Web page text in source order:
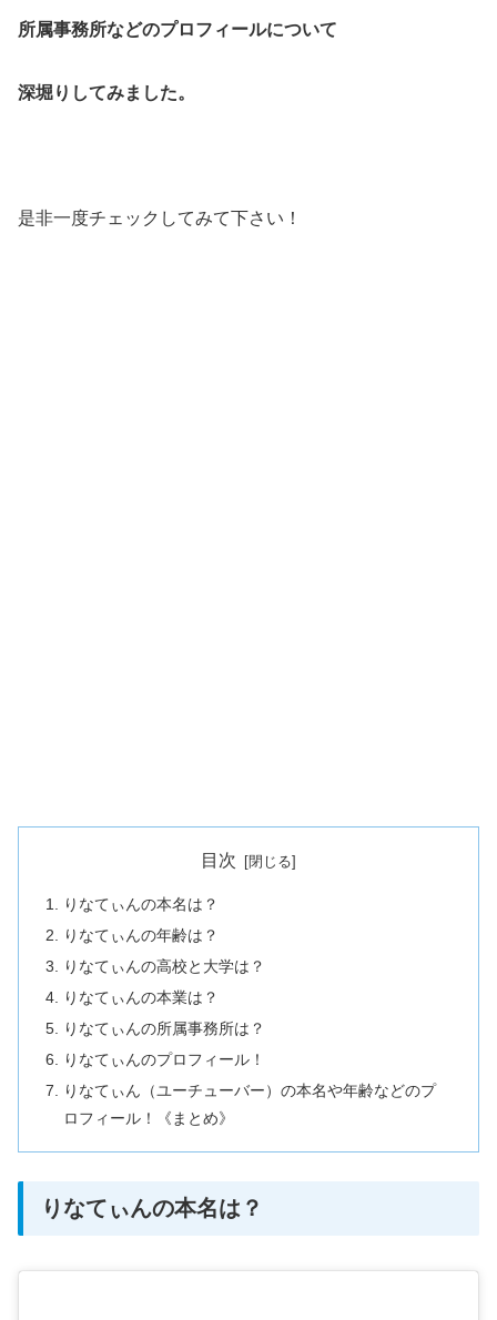
所属事務所などのプロフィールについて
深堀りしてみました。
是非一度チェックしてみて下さい！
目次
りなてぃんの本名は？
りなてぃんの年齢は？
りなてぃんの高校と大学は？
りなてぃんの本業は？
りなてぃんの所属事務所は？
りなてぃんのプロフィール！
りなてぃん（ユーチューバー）の本名や年齢などのプ
ロフィール！《まとめ》
りなてぃんの本名は？